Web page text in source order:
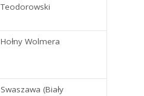
Teodorowski
Hołny Wolmera
Swaszawa (Biały